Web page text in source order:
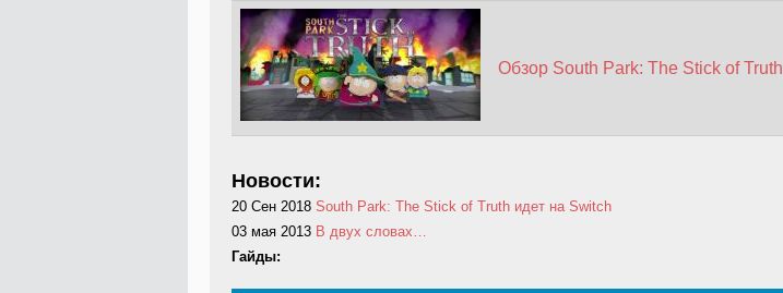
Обзор South Park: The Stick of Truth
Новости:
20 Сен 2018 South Park: The Stick of Truth идет на Switch
03 мая 2013 В двух словах…
Гайды: